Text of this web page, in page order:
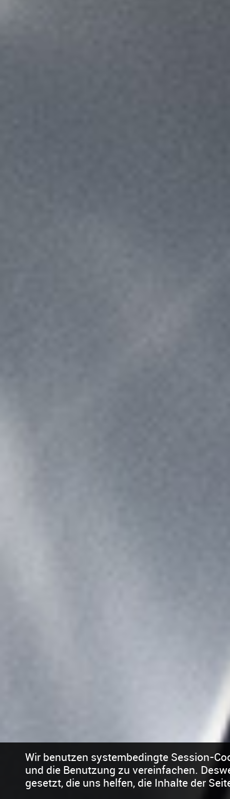
Wir benutzen systembedingte Session-
und die Benutzung zu vereinfachen.
gesetzt, die uns helfen, die Inhalte der